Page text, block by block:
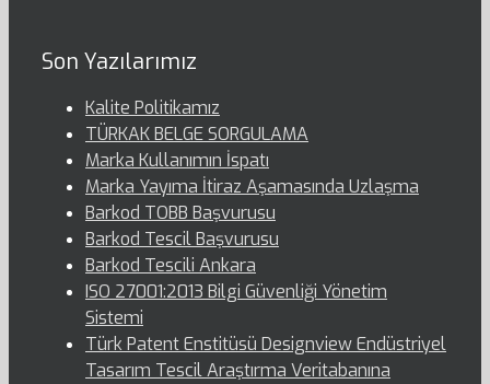
Son Yazılarımız
Kalite Politikamız
TÜRKAK BELGE SORGULAMA
Marka Kullanımın İspatı
Marka Yayıma İtiraz Aşamasında Uzlaşma
Barkod TOBB Başvurusu
Barkod Tescil Başvurusu
Barkod Tescili Ankara
ISO 27001:2013 Bilgi Güvenliği Yönetim
Sistemi
Türk Patent Enstitüsü Designview Endüstriyel
Tasarım Tescil Araştırma Veritabanına